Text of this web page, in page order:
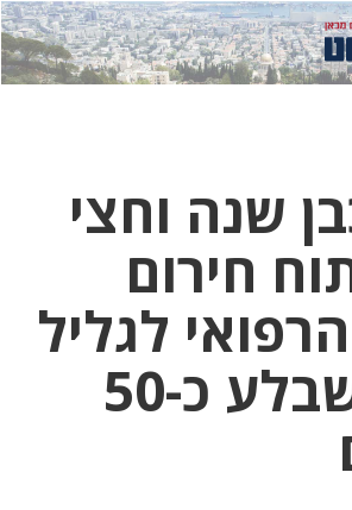
לחץ
כאן
לחץ
כדי
שנה וחצי
חירום
לגליל
לאחר שבלע כ-50